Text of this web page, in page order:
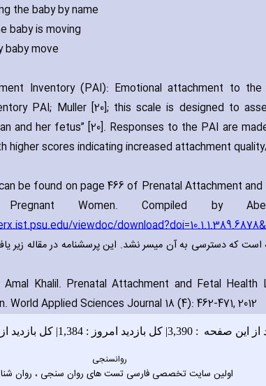
the baby by name
baby is moving
baby move
Inventory (PAI): Emotional attachment to
PAI; Muller [20]; this scale is designed to
and her fetus” [20]. Responses to the PAI are
higher scores indicating increased attachment
be found on page 466 of Prenatal Attachment
Women. Compiled by
viewdoc/
سنجی : نسخه اصلی این پرسشنامه دارای 21 گویه است که دسترسی به آن میسر نشد. این پرسشنامه در
Khalil. Prenatal Attachment and Fetal
World Applied Sciences Journal 18 (4): 462-471‚ 2012
روانسنجی
اولین سایت تخصصی فارسی تست های روان سنجی ، روان